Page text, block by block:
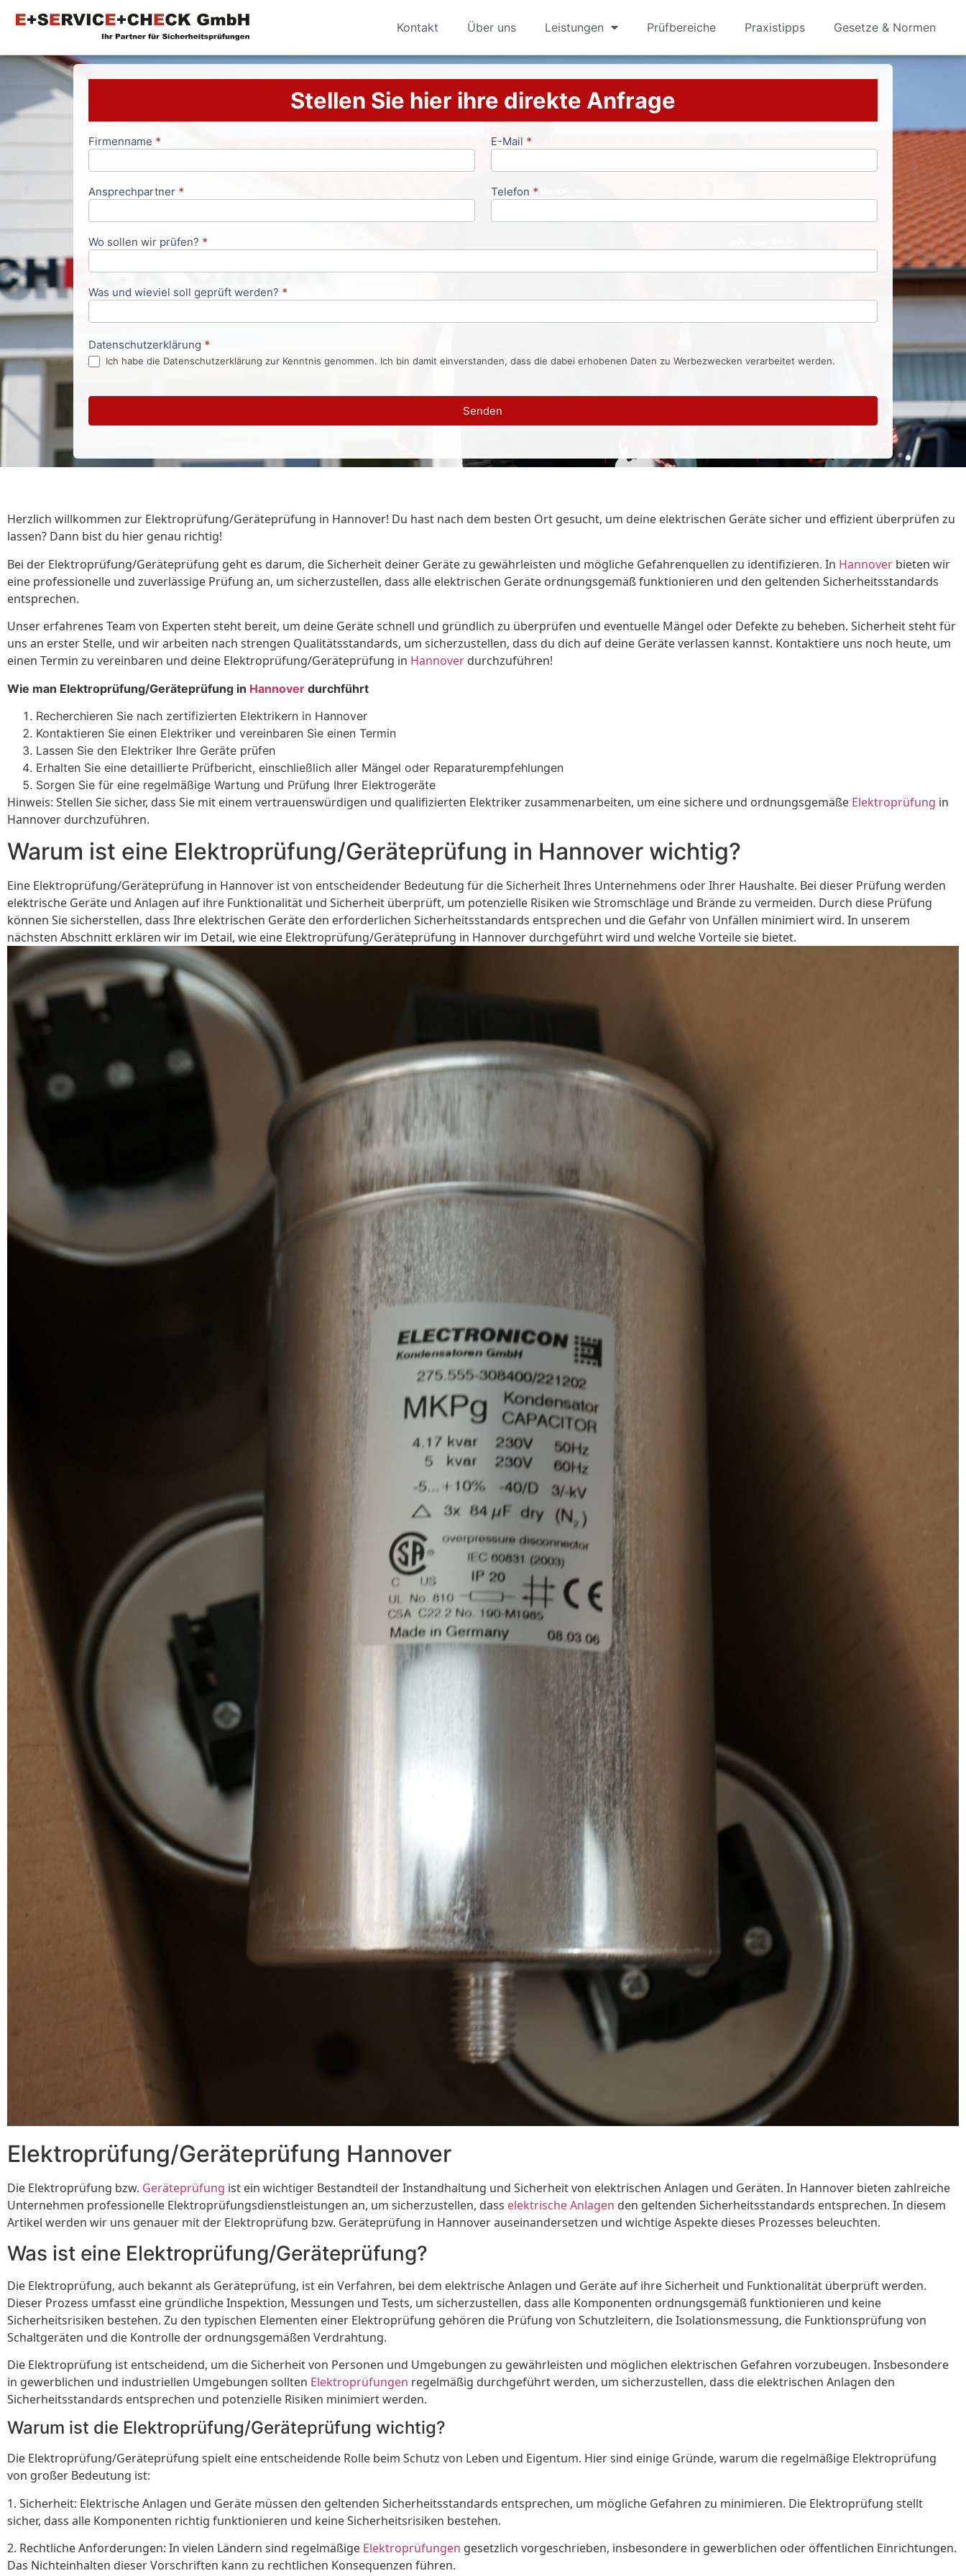
Kontakt Über uns Leistungen Prüfbereiche Praxistipps Gesetze & Normen
Stellen Sie hier ihre direkte Anfrage
Anfrageformular
Firmenname * E-Mail *
Ansprechpartner * Telefon *
Wo sollen wir prüfen? *
Was und wieviel soll geprüft werden? *
Datenschutzerklärung *
Ich habe die Datenschutzerklärung zur Kenntnis genommen. Ich bin damit einverstanden, dass die dabei erhobenen Daten zu Werbezwecken verarbeitet werden.
Senden
Herzlich willkommen zur Elektroprüfung/Geräteprüfung in Hannover! Du hast nach dem besten Ort gesucht, um deine elektrischen Geräte sicher und effizient überprüfen zu
lassen? Dann bist du hier genau richtig!
Bei der Elektroprüfung/Geräteprüfung geht es darum, die Sicherheit deiner Geräte zu gewährleisten und mögliche Gefahrenquellen zu identifizieren. In Hannover bieten wir
eine professionelle und zuverlässige Prüfung an, um sicherzustellen, dass alle elektrischen Geräte ordnungsgemäß funktionieren und den geltenden Sicherheitsstandards
entsprechen.
Unser erfahrenes Team von Experten steht bereit, um deine Geräte schnell und gründlich zu überprüfen und eventuelle Mängel oder Defekte zu beheben. Sicherheit steht für
uns an erster Stelle, und wir arbeiten nach strengen Qualitätsstandards, um sicherzustellen, dass du dich auf deine Geräte verlassen kannst. Kontaktiere uns noch heute, um
einen Termin zu vereinbaren und deine Elektroprüfung/Geräteprüfung in Hannover durchzuführen!
Wie man Elektroprüfung/Geräteprüfung in Hannover durchführt
Recherchieren Sie nach zertifizierten Elektrikern in Hannover
Kontaktieren Sie einen Elektriker und vereinbaren Sie einen Termin
Lassen Sie den Elektriker Ihre Geräte prüfen
Erhalten Sie eine detaillierte Prüfbericht, einschließlich aller Mängel oder Reparaturempfehlungen
Sorgen Sie für eine regelmäßige Wartung und Prüfung Ihrer Elektrogeräte
Hinweis: Stellen Sie sicher, dass Sie mit einem vertrauenswürdigen und qualifizierten Elektriker zusammenarbeiten, um eine sichere und ordnungsgemäße Elektroprüfung in
Hannover durchzuführen.
Warum ist eine Elektroprüfung/Geräteprüfung in Hannover wichtig?
Eine Elektroprüfung/Geräteprüfung in Hannover ist von entscheidender Bedeutung für die Sicherheit Ihres Unternehmens oder Ihrer Haushalte. Bei dieser Prüfung werden
elektrische Geräte und Anlagen auf ihre Funktionalität und Sicherheit überprüft, um potenzielle Risiken wie Stromschläge und Brände zu vermeiden. Durch diese Prüfung
können Sie sicherstellen, dass Ihre elektrischen Geräte den erforderlichen Sicherheitsstandards entsprechen und die Gefahr von Unfällen minimiert wird. In unserem
nächsten Abschnitt erklären wir im Detail, wie eine Elektroprüfung/Geräteprüfung in Hannover durchgeführt wird und welche Vorteile sie bietet.
Elektroprüfung/Geräteprüfung Hannover
Die Elektroprüfung bzw. Geräteprüfung ist ein wichtiger Bestandteil der Instandhaltung und Sicherheit von elektrischen Anlagen und Geräten. In Hannover bieten zahlreiche
Unternehmen professionelle Elektroprüfungsdienstleistungen an, um sicherzustellen, dass elektrische Anlagen den geltenden Sicherheitsstandards entsprechen. In diesem
Artikel werden wir uns genauer mit der Elektroprüfung bzw. Geräteprüfung in Hannover auseinandersetzen und wichtige Aspekte dieses Prozesses beleuchten.
Was ist eine Elektroprüfung/Geräteprüfung?
Die Elektroprüfung, auch bekannt als Geräteprüfung, ist ein Verfahren, bei dem elektrische Anlagen und Geräte auf ihre Sicherheit und Funktionalität überprüft werden.
Dieser Prozess umfasst eine gründliche Inspektion, Messungen und Tests, um sicherzustellen, dass alle Komponenten ordnungsgemäß funktionieren und keine
Sicherheitsrisiken bestehen. Zu den typischen Elementen einer Elektroprüfung gehören die Prüfung von Schutzleitern, die Isolationsmessung, die Funktionsprüfung von
Schaltgeräten und die Kontrolle der ordnungsgemäßen Verdrahtung.
Die Elektroprüfung ist entscheidend, um die Sicherheit von Personen und Umgebungen zu gewährleisten und möglichen elektrischen Gefahren vorzubeugen. Insbesondere
in gewerblichen und industriellen Umgebungen sollten Elektroprüfungen regelmäßig durchgeführt werden, um sicherzustellen, dass die elektrischen Anlagen den
Sicherheitsstandards entsprechen und potenzielle Risiken minimiert werden.
Warum ist die Elektroprüfung/Geräteprüfung wichtig?
Die Elektroprüfung/Geräteprüfung spielt eine entscheidende Rolle beim Schutz von Leben und Eigentum. Hier sind einige Gründe, warum die regelmäßige Elektroprüfung
von großer Bedeutung ist:
1. Sicherheit: Elektrische Anlagen und Geräte müssen den geltenden Sicherheitsstandards entsprechen, um mögliche Gefahren zu minimieren. Die Elektroprüfung stellt
sicher, dass alle Komponenten richtig funktionieren und keine Sicherheitsrisiken bestehen.
2. Rechtliche Anforderungen: In vielen Ländern sind regelmäßige Elektroprüfungen gesetzlich vorgeschrieben, insbesondere in gewerblichen oder öffentlichen Einrichtungen.
Das Nichteinhalten dieser Vorschriften kann zu rechtlichen Konsequenzen führen.